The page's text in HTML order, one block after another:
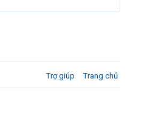
Trợ giúp Trang chủ